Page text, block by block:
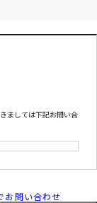
ましては下記お問い合
お問い合わせ